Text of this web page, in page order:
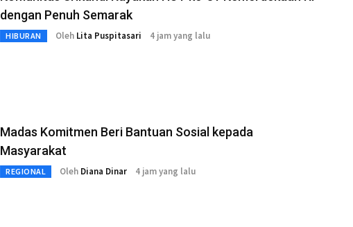
dengan Penuh Semarak
HIBURAN Oleh Lita Puspitasari 4 jam yang lalu
Madas Komitmen Beri Bantuan Sosial kepada
Masyarakat
REGIONAL Oleh Diana Dinar 4 jam yang lalu